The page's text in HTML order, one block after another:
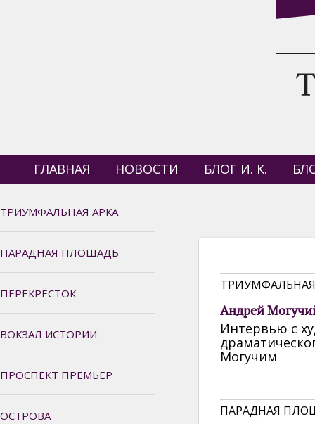
ГЛАВНАЯ НОВОСТИ БЛОГ И. К.
ТРИУМФАЛЬНАЯ АРКА
ПАРАДНАЯ ПЛОЩАДЬ
ПЕРЕКРЁСТОК
ВОКЗАЛ ИСТОРИИ
ПРОСПЕКТ ПРЕМЬЕР
ОСТРОВА
Андрей
Интервью с
Могучим
ПАРАДНАЯ